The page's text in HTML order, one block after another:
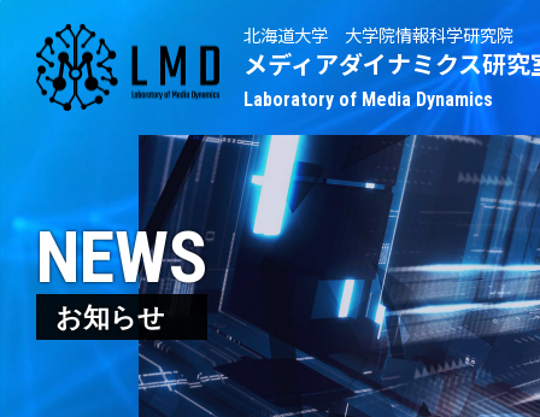
北海道大学 大学院情報科学研究院
メディアダイナミクス研究
Laboratory of Media Dynamics
NEWS
お知らせ